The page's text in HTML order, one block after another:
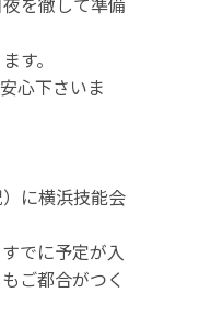
す。
心下さいま
に横浜技能会
でに予定が入
ご都合がつく